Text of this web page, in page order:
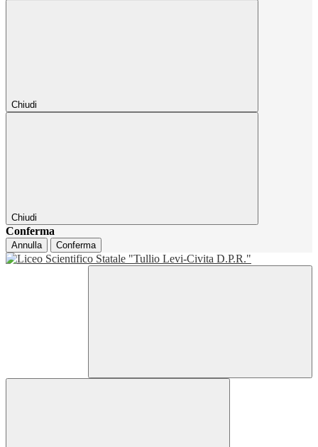
Chiudi
Chiudi
Conferma
Annulla Conferma